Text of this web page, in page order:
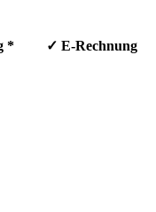
* ✓ E-Rechnung